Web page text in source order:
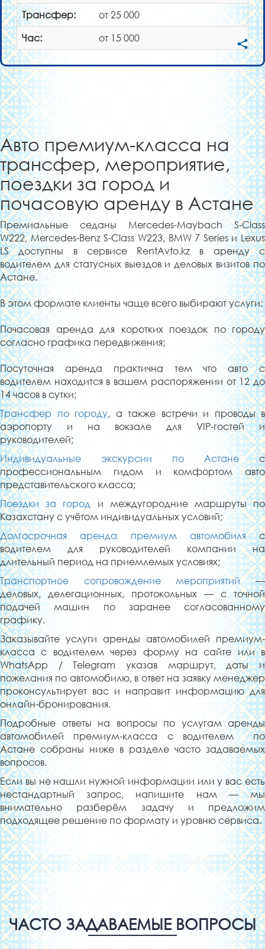
Трансфер:
от 25 000
Час:
от 15 000
Авто премиум-класса на
трансфер, мероприятие,
поездки за город и
почасовую аренду в Астане
Премиальные седаны Mercedes-Maybach S-Class
W222, Mercedes-Benz S-Class W223, BMW 7 Series и Lexus
LS доступны в сервисе RentAvto.kz в аренду с
водителем для статусных выездов и деловых визитов по
Астане.
В этом формате клиенты чаще всего выбирают услуги:
Почасовая аренда для коротких поездок по городу
согласно графика передвижения;
Посуточная аренда практична тем что авто с
водителем находится в вашем распоряжении от 12 до
14 часов в сутки;
Трансфер по городу, а также встречи и проводы в
аэропорту и на вокзале для VIP-гостей и
руководителей;
Индивидуальные экскурсии по Астанес
профессиональным гидом и комфортом авто
представительского класса;
Поездки за город и междугородние маршруты по
Казахстану с учётом индивидуальных условий;
Долгосрочная аренда премиум автомобиляс
водителем для руководителей компании на
длительный период на приемлемых условиях;
Транспортное сопровождение мероприятий—
деловых, делегационных, протокольных — с точной
подачей машин по заранее согласованному
графику.
Заказывайте услуги аренды автомобилей премиум-
класса с водителем через форму на сайте или в
WhatsApp / Telegram указав маршрут, даты и
пожелания по автомобилю, в ответ на заявку менеджер
проконсультирует вас и направит информацию для
онлайн-бронирования.
Подробные ответы на вопросы по услугам аренды
автомобилей премиум-класса с водителем по
Астане собраны ниже в разделе часто задаваемых
вопросов.
Если вы не нашли нужной информации или у вас есть
нестандартный запрос, напишите нам — мы
внимательно разберём задачу и предложим
подходящее решение по формату и уровню сервиса.
ЧАСТО ЗАДАВАЕМЫЕ ВОПРОСЫ